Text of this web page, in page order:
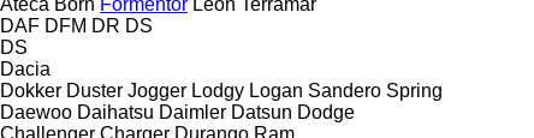
DAF DFM DR DS
DS
Dacia
Dokker Duster Jogger Lodgy Logan Sandero Spring
Daewoo Daihatsu Daimler Datsun Dodge
Challenger Charger Durango Ram